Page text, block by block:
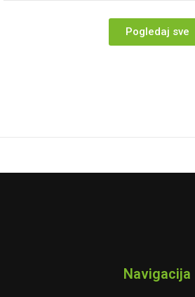
Pogledaj sve
Navigacija